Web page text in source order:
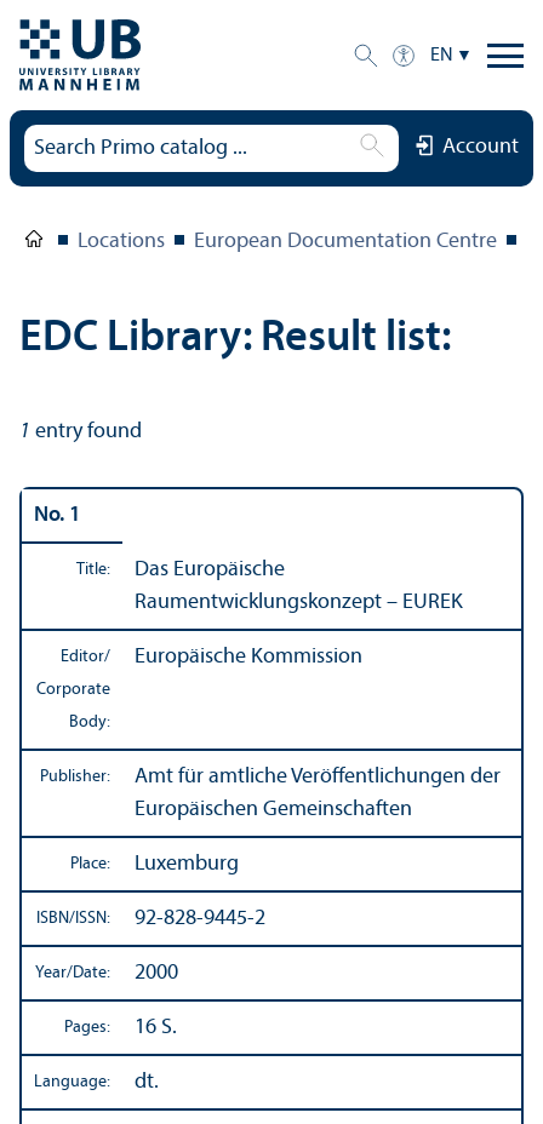
EN
Account
Locations European Documentation Centre
EDC Library: Result list:
1 entry found
No. 1
Title:
Das Europäische
Raumentwicklungskonzept – EUREK
Editor/
Corporate
Body:
Europäische Kommission
Publisher:
Amt für amtliche Veröffentlichungen der
Europäischen Gemeinschaften
Place: Luxemburg
ISBN/ISSN: 92-828-9445-2
Year/Date: 2000
Pages: 16 S.
Language: dt.